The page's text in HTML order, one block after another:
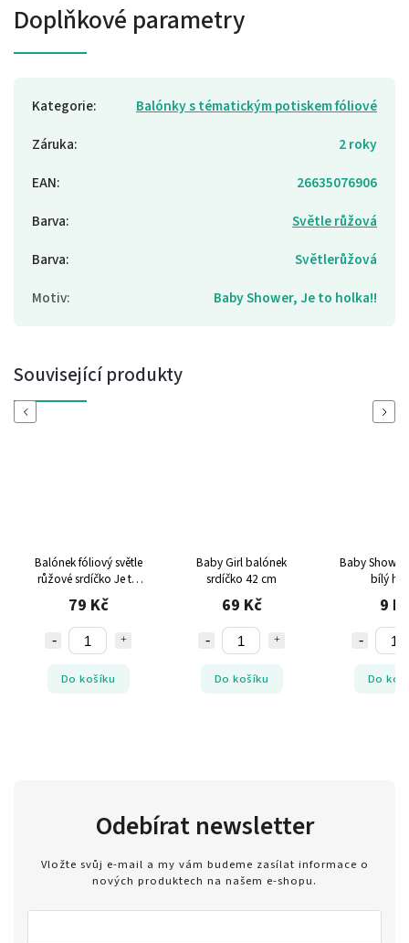
Doplňkové parametry
Kategorie:
Balónky s tématickým potiskem fóliové
Záruka:
2 roky
EAN:
26635076906
Barva:
Světle růžová
Barva:
Světlerůžová
Motiv: Baby Shower, Je to holka!!
Související produkty
Previous
Balónek fóliový světle
růžové srdíčko Je to
holka!
79 Kč
Do košíku
Baby Girl balónek
srdíčko 42 cm
69 Kč
Do košíku
Baby
bílý
9
Do
Next
Odebírat newsletter
Vložte svůj e-mail a my vám budeme zasílat informace o
nových produktech na našem e-shopu.